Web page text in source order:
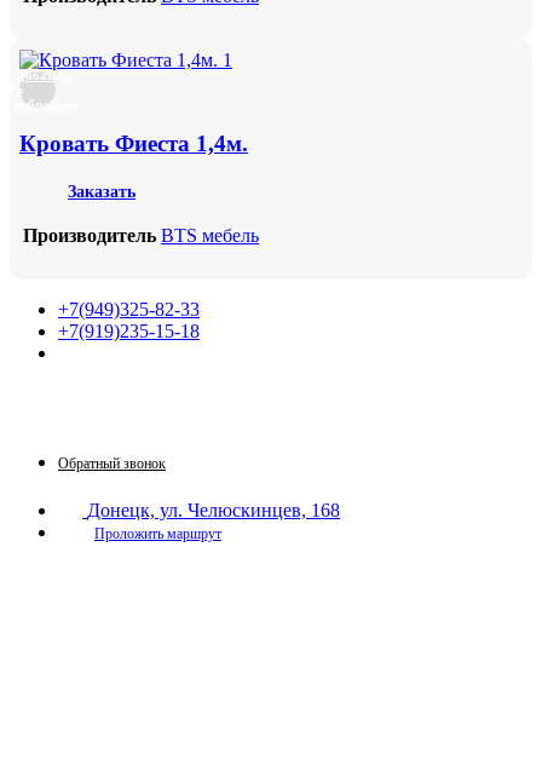
Добавить
в
избранное
Кровать Фиеста 1,4м.
Заказать
Производитель BTS мебель
+7(949)325-82-33
+7(919)235-15-18
Обратный звонок
Донецк, ул. Челюскинцев, 168
Проложить маршрут